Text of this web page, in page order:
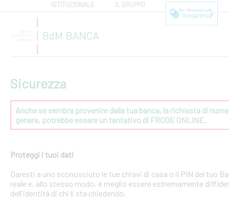
ISTITUZIONALE IL GRUPPO
Sicurezza
Anche se sembra provenire dalla tua banca, la richiesta di
genere, potrebbe essere un tentativo di FRODE ONLINE.
Proteggi i tuoi dati
Daresti a uno sconosciuto le tue chiavi di casa o il PIN del tuo
reale e, allo stesso modo, è meglio essere estremamente
dell'identità di chi li sta chiedendo.